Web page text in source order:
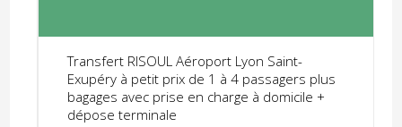
Transfert RISOUL Aéroport Lyon Saint-
Exupéry à petit prix de 1 à 4 passagers plus
bagages avec prise en charge à domicile +
dépose terminale